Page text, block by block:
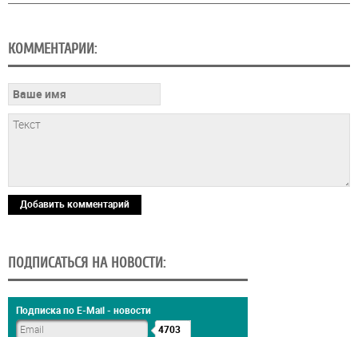
КОММЕНТАРИИ:
Добавить комментарий
ПОДПИСАТЬСЯ НА НОВОСТИ:
Подписка по E-Mail - новости
4703